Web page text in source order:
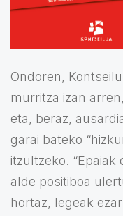
Ondoren,
murritza izan
eta, beraz,
garai bateko
itzultzeko. “Epaiak
alde positiboa
hortaz, legeak